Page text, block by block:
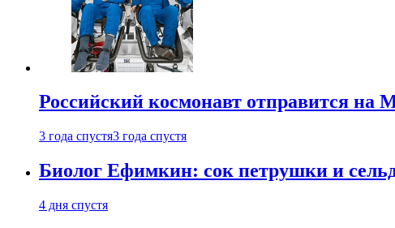
Российский космонавт отправится
3 года спустя3 года спустя
Биолог Ефимкин: сок петрушки и
4 дня спустя